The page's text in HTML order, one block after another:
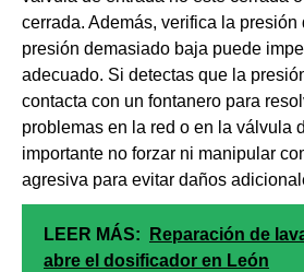
cerrada. Además, verifica la presión
presión demasiado baja puede
adecuado. Si detectas que la
contacta con un fontanero para
problemas en la red o en la válvula
importante no forzar ni manipular
agresiva para evitar daños
LEER MÁS:
Reparación de
abre el dosificador en León